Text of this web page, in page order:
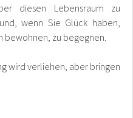
diesen Lebensraum zu
wenn Sie Glück haben,
bewohnen, zu begegnen.
wird verliehen, aber bringen